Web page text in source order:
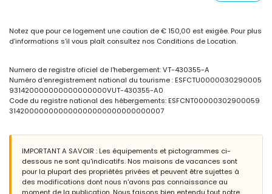
Extérieur de l'appartement
piscine commune en forme de lagune
piscine pour enfants
beau jardin gazonné avec des arbres
jardin commun gazonné avec des arbres
aire de jeux
ville la plus proche : Calpe (à moins de 1000 mètres de l'appartement)
plage la plus proche : La Fossa / Levante (à moins de 100 mètres de
l'appartement)
Notez que pour ce logement une caution de € 150,00 est exigée. Pour plus
d’informations s’il vous plaît consultez nos Conditions de Location.
Numero de registre oficiel de l'hebergement: VT-430355-A
Numéro d'enregistrement national du tourisme : ESFCTU0000030290005
931420000000000000000VUT-430355-A0
Code du registre national des hébergements: ESFCNT00000302900059
314200000000000000000000000000007
IMPORTANT A SAVOIR : Les équipements et pictogrammes ci-
dessous ne sont qu'indicatifs. Nos maisons de vacances sont
pour la plupart des propriétés privées et peuvent être sujettes à
des modifications dont nous n'avons pas connaissance au
moment de la publication. Nous faisons bien entendu tout notre